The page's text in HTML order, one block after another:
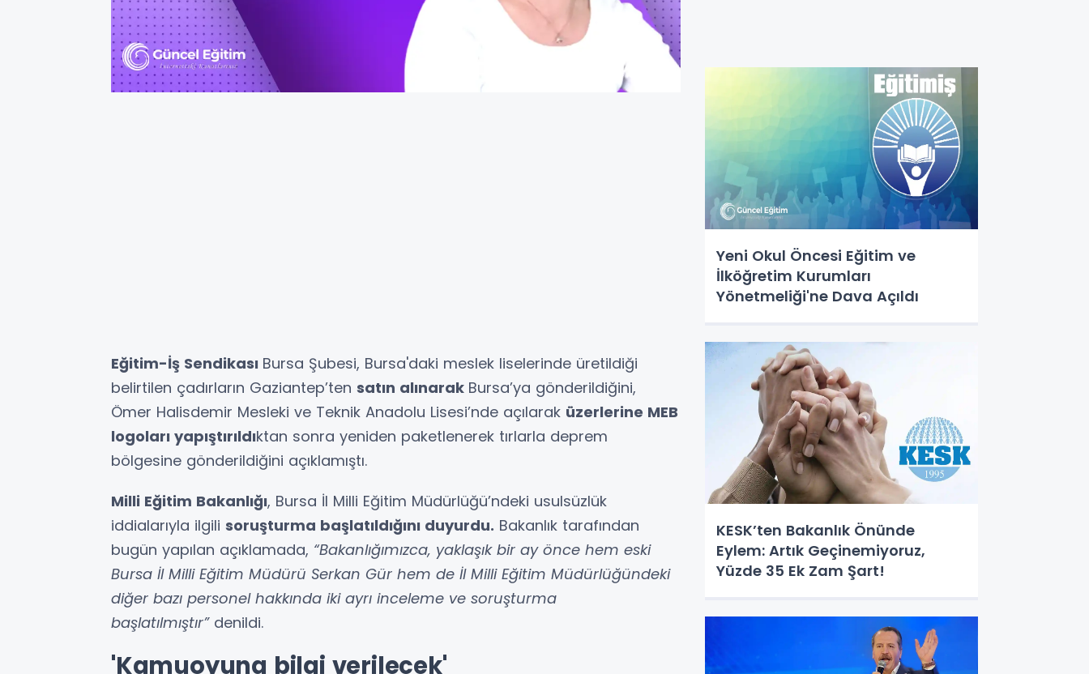
Eğitim-İş Sendikası Bursa Şubesi, Bursa'daki meslek liselerinde üretildiği
belirtilen çadırların Gaziantep’ten satın alınarak Bursa’ya gönderildiğini,
Ömer Halisdemir Mesleki ve Teknik Anadolu Lisesi’nde açılarak üzerlerine MEB
logoları yapıştırıldıktan sonra yeniden paketlenerek tırlarla deprem
bölgesine gönderildiğini açıklamıştı.
Milli Eğitim Bakanlığı, Bursa İl Milli Eğitim Müdürlüğü’ndeki usulsüzlük
iddialarıyla ilgili soruşturma başlatıldığını duyurdu. Bakanlık tarafından
bugün yapılan açıklamada, “Bakanlığımızca, yaklaşık bir ay önce hem eski
Bursa İl Milli Eğitim Müdürü Serkan Gür hem de İl Milli Eğitim Müdürlüğündeki
diğer bazı personel hakkında iki ayrı inceleme ve soruşturma
başlatılmıştır”denildi.
'Kamuoyuna bilgi verilecek'
Yeni Okul Öncesi Eğitim ve
İlköğretim Kurumları
Yönetmeliği'ne Dava Açıldı
KESK’ten Bakanlık Önünde
Eylem: Artık Geçinemiyoruz,
Yüzde 35 Ek Zam Şart!